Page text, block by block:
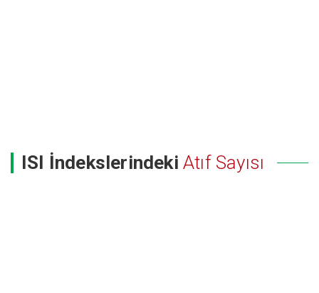
ISI İndekslerindeki Atıf Sayısı